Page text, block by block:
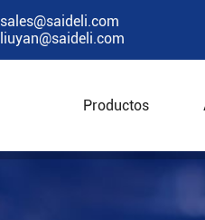
sales@saideli.com
liuyan@saideli.com
Productos